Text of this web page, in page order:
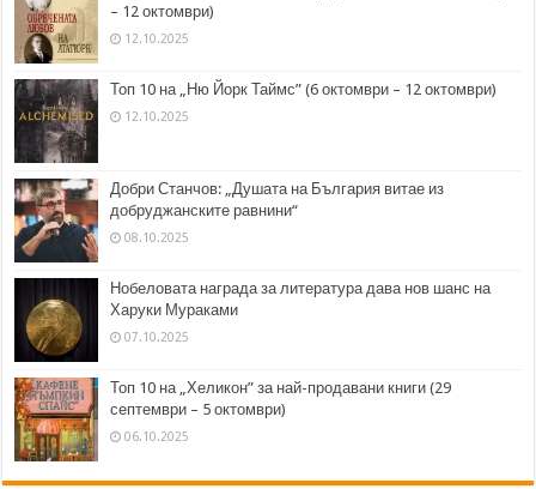
– 12 октомври)
12.10.2025
Топ 10 на „Ню Йорк Таймс” (6 октомври – 12 октомври)
12.10.2025
Добри Станчов: „Душата на България витае из
добруджанските равнини“
08.10.2025
Нобеловата награда за литература дава нов шанс на
Харуки Мураками
07.10.2025
Топ 10 на „Хеликон” за най-продавани книги (29
септември – 5 октомври)
06.10.2025